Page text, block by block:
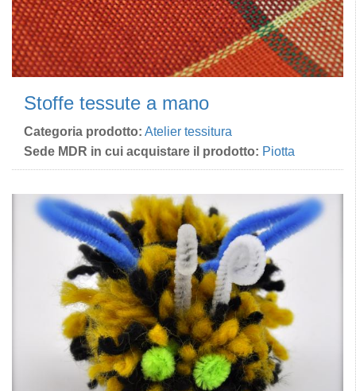
Stoffe tessute a mano
Categoria prodotto: Atelier tessitura
Sede MDR in cui acquistare il prodotto: Piotta